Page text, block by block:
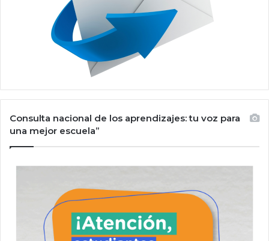
Consulta nacional de los aprendizajes: tu voz para
una mejor escuela”